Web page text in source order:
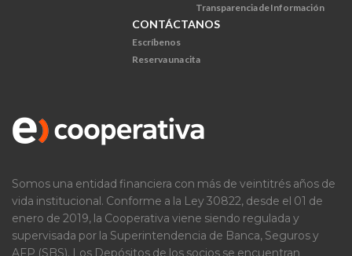
Transparencia de Información
CONTÁCTANOS
Escríbenos
Reserva una cita
Somos una entidad financiera con más de veintitrés años de
vida institucional. Conforme a la Ley 30822, desde el 01 de
enero de 2019, la Cooperativa viene siendo regulada y
supervisada por la Superintendencia de Banca, Seguros y
AFP (SBS). Los Depósitos de los socios se encuentran